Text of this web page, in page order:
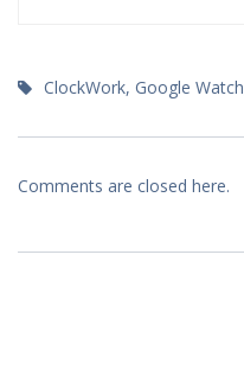
ClockWork, Google Watch
Comments are closed here.